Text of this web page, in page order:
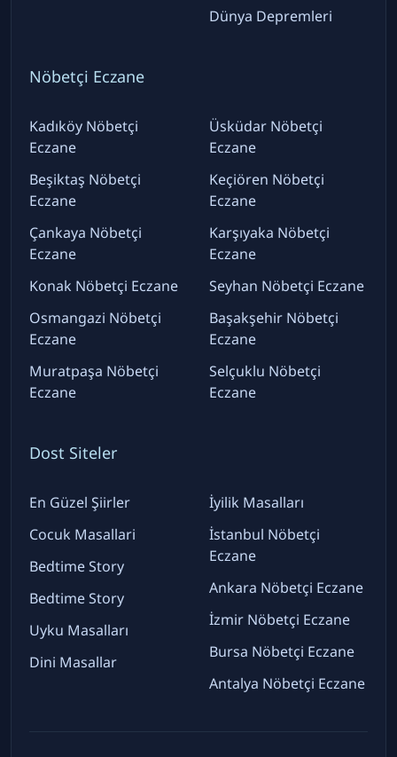
Dünya Depremleri
Nöbetçi Eczane
Kadıköy Nöbetçi
Eczane
Beşiktaş Nöbetçi
Eczane
Çankaya Nöbetçi
Eczane
Konak Nöbetçi Eczane
Osmangazi Nöbetçi
Eczane
Muratpaşa Nöbetçi
Eczane
Üsküdar Nöbetçi
Eczane
Keçiören Nöbetçi
Eczane
Karşıyaka Nöbetçi
Eczane
Seyhan Nöbetçi Eczane
Başakşehir Nöbetçi
Eczane
Selçuklu Nöbetçi
Eczane
Dost Siteler
En Güzel Şiirler
Cocuk Masallari
Bedtime Story
Bedtime Story
Uyku Masalları
Dini Masallar
İyilik Masalları
İstanbul Nöbetçi
Eczane
Ankara Nöbetçi Eczane
İzmir Nöbetçi Eczane
Bursa Nöbetçi Eczane
Antalya Nöbetçi Eczane